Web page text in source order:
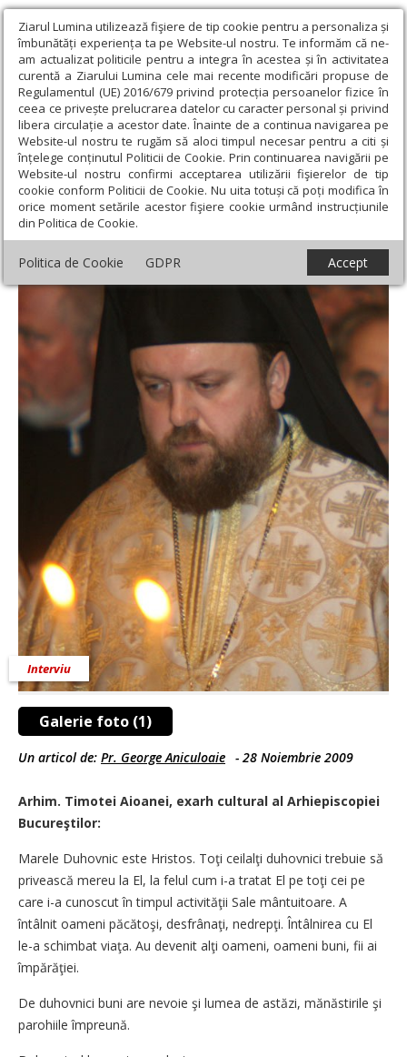
Ziarul Lumina utilizează fişiere de tip cookie pentru a personaliza și
îmbunătăți experiența ta pe Website-ul nostru. Te informăm că ne-
am actualizat politicile pentru a integra în acestea și în activitatea
curentă a Ziarului Lumina cele mai recente modificări propuse de
Regulamentul (UE) 2016/679 privind protecția persoanelor fizice în
ceea ce privește prelucrarea datelor cu caracter personal și privind
libera circulație a acestor date. Înainte de a continua navigarea pe
Website-ul nostru te rugăm să aloci timpul necesar pentru a citi și
înțelege conținutul Politicii de Cookie. Prin continuarea navigării pe
Website-ul nostru confirmi acceptarea utilizării fişierelor de tip
cookie conform Politicii de Cookie. Nu uita totuși că poți modifica în
orice moment setările acestor fişiere cookie urmând instrucțiunile
din Politica de Cookie.
Politica de Cookie GDPR Accept
Ziarul Lumina › Educaţie și Cultură › Interviu › Care sunt
calităţile unui bun duhovnic?
Care sunt calităţile unui bun duhovnic?
Galerie foto (1)
Interviu
Un articol de: Pr. George Aniculoaie - 28 Noiembrie 2009
Arhim. Timotei Aioanei, exarh cultural al Arhiepiscopiei
Bucureştilor:
Marele Duhovnic este Hristos. Toţi ceilalţi duhovnici trebuie să
privească mereu la El, la felul cum i-a tratat El pe toţi cei pe
care i-a cunoscut în timpul activităţii Sale mântuitoare. A
întâlnit oameni păcătoşi, desfrânaţi, nedrepţi. Întâlnirea cu El
le-a schimbat viaţa. Au devenit alţi oameni, oameni buni, fii ai
împărăţiei.
De duhovnici buni are nevoie şi lumea de astăzi, mănăstirile şi
parohiile împreună.